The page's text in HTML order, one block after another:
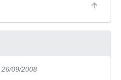
26/09/2008